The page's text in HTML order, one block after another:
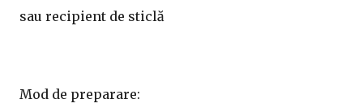
sau recipient de sticlă
Mod de preparare: